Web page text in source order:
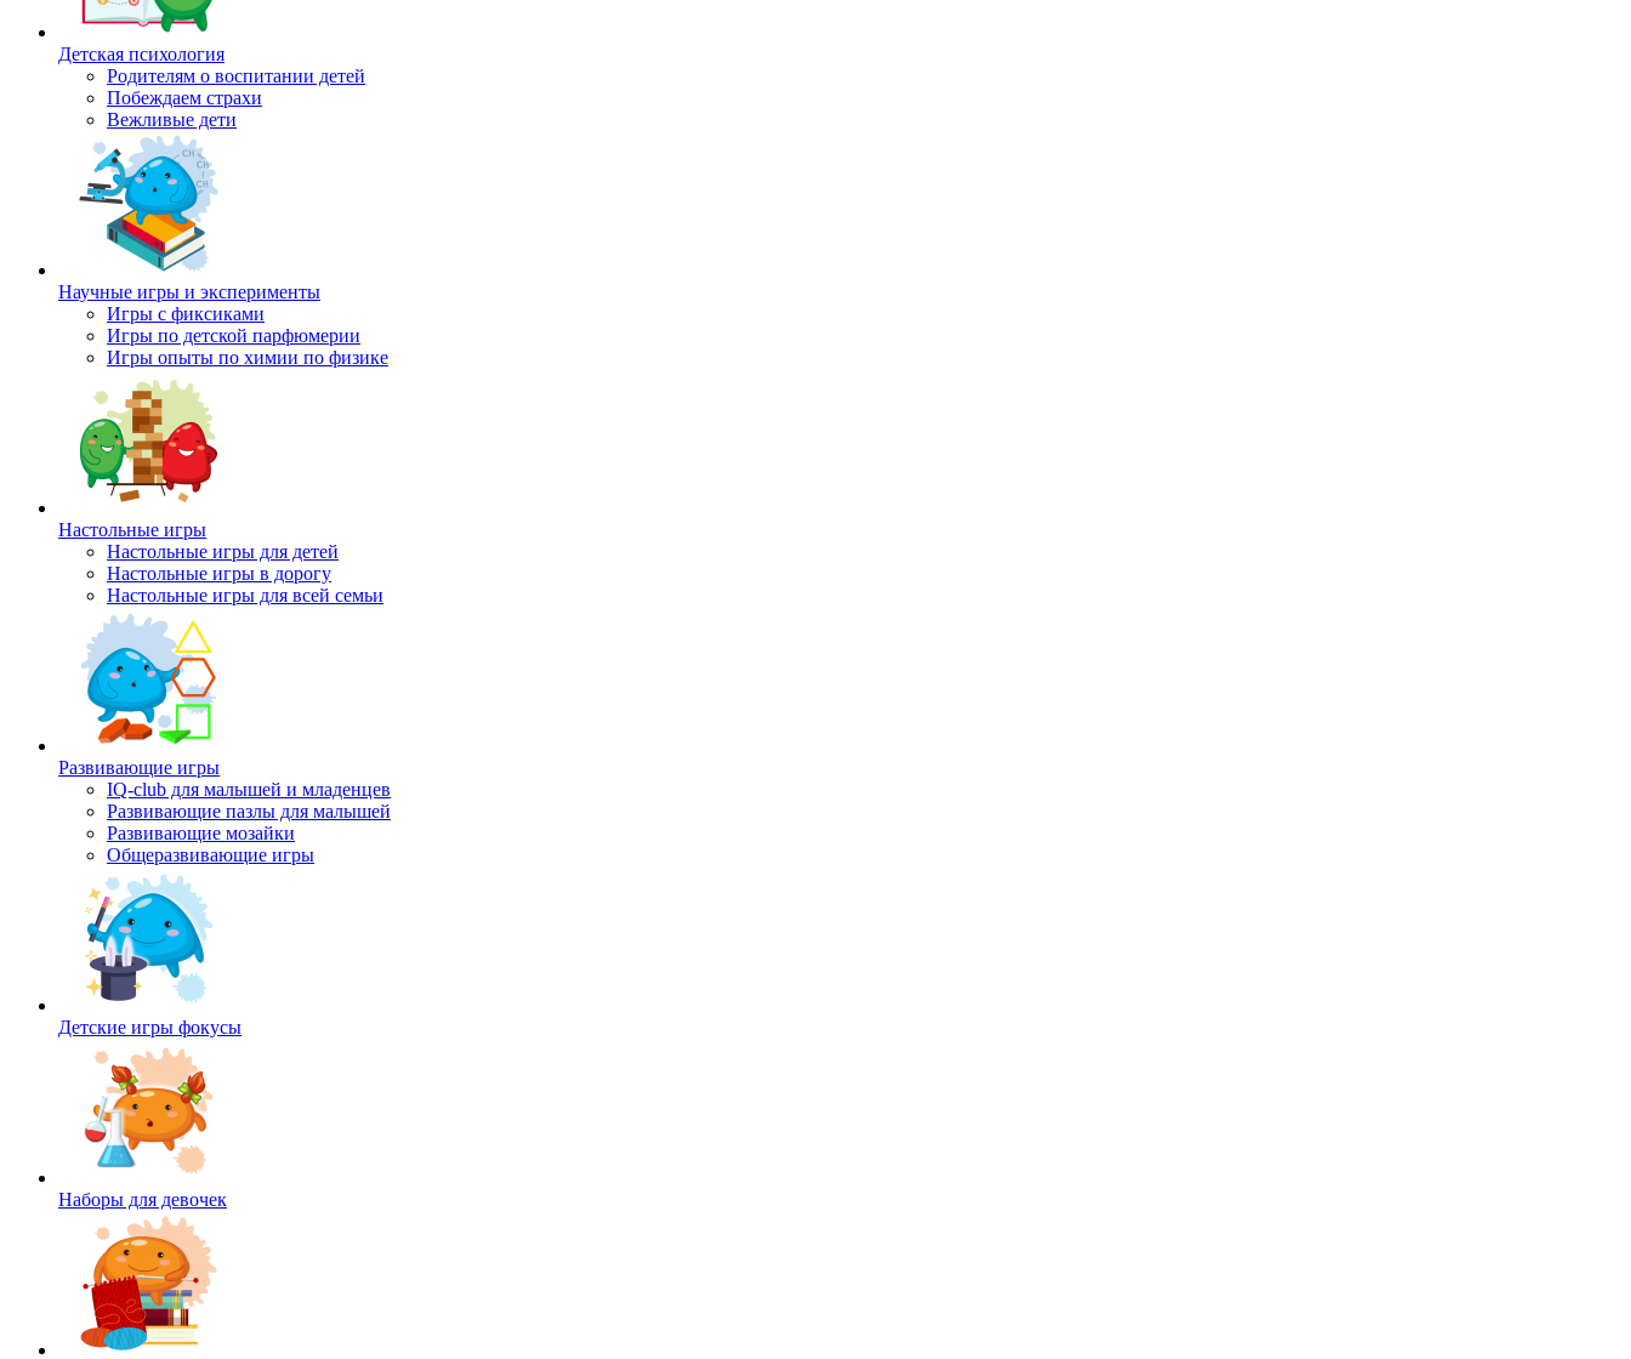
Детская психология
Родителям о воспитании детей
Побеждаем страхи
Вежливые дети
Научные игры и эксперименты
Игры с фиксиками
Игры по детской парфюмерии
Игры опыты по химии по физике
Настольные игры
Настольные игры для детей
Настольные игры в дорогу
Настольные игры для всей семьи
Развивающие игры
IQ-club для малышей и младенцев
Развивающие пазлы для малышей
Развивающие мозайки
Общеразвивающие игры
Детские игры фокусы
Наборы для девочек